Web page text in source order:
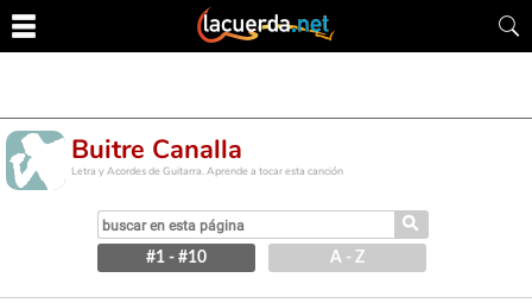
Buitre Canalla
Letra y Acordes de Guitarra. Aprende a tocar esta canción
⚲
#1 - #10 A - Z